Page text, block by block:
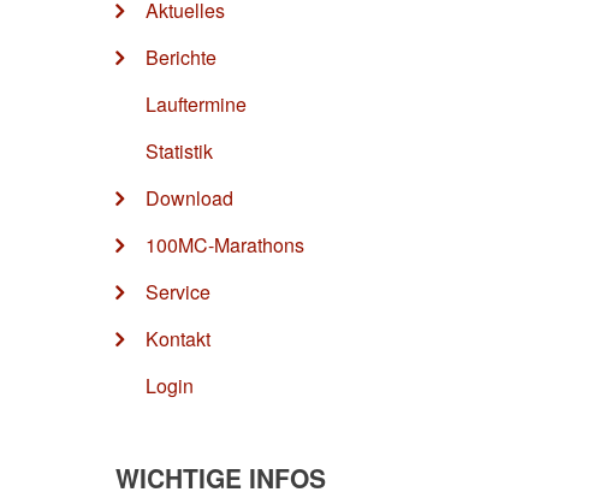
Aktuelles
Berichte
Lauftermine
Statistik
Download
100MC-Marathons
Service
Kontakt
Login
WICHTIGE INFOS